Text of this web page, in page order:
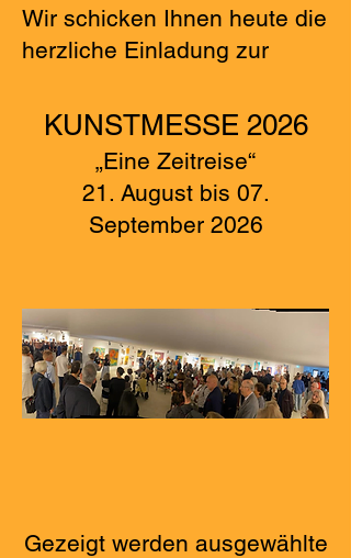
Wir schicken Ihnen heute die
herzliche Einladung zur
KUNSTMESSE 2026
„Eine Zeitreise“
21. August bis 07.
September 2026
Gezeigt werden ausgewählte